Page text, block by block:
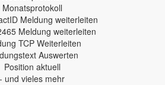
Monatsprotokoll
Meldung weiterleiten
Meldung weiterleiten
TCP Weiterleiten
Auswerten
Position aktuell
- und vieles mehr